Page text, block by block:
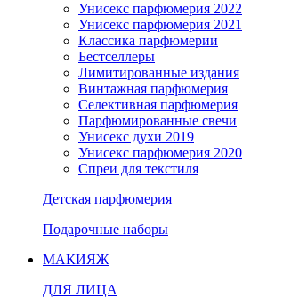
Унисекс парфюмерия 2022
Унисекс парфюмерия 2021
Классика парфюмерии
Бестселлеры
Лимитированные издания
Винтажная парфюмерия
Селективная парфюмерия
Парфюмированные свечи
Унисекс духи 2019
Унисекс парфюмерия 2020
Спреи для текстиля
Детская парфюмерия
Подарочные наборы
МАКИЯЖ
ДЛЯ ЛИЦА